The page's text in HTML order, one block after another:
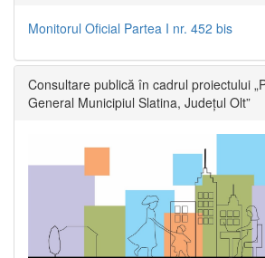
Monitorul Oficial Partea I nr. 452 bis
Consultare publică în cadrul proiectului
General Municipiul Slatina, Județul Olt”